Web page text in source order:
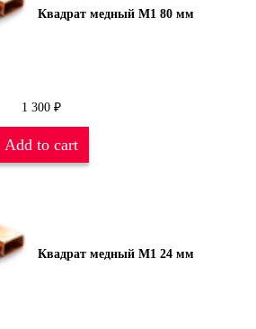
Квадрат медный М1 80 мм
1 300 ₽
Add to cart
Квадрат медный М1 24 мм